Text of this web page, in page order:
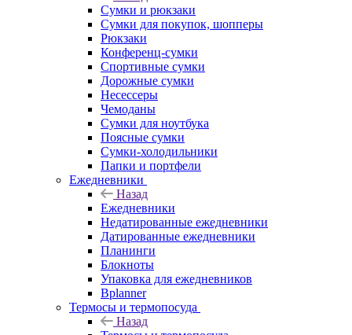
Сумки и рюкзаки
Сумки для покупок, шопперы
Рюкзаки
Конференц-сумки
Спортивные сумки
Дорожные сумки
Несессеры
Чемоданы
Сумки для ноутбука
Поясные сумки
Сумки-холодильники
Папки и портфели
Ежедневники
Назад
Ежедневники
Недатированные ежедневники
Датированные ежедневники
Планинги
Блокноты
Упаковка для ежедневников
Bplanner
Термосы и термопосуда
Назад